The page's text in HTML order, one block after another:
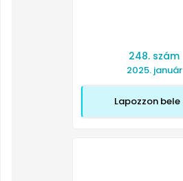
248. szám
2025. január
Lapozzon bele